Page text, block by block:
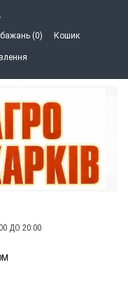
(0) Кошик
ДО 20:00